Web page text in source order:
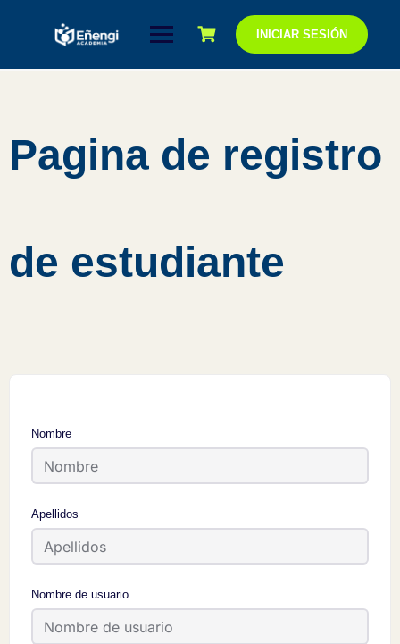
INICIAR SESIÓN
Pagina de registro
de estudiante
Nombre
Apellidos
Nombre de usuario